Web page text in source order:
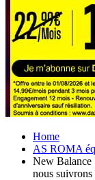
Home
AS ROMA
New Balance
nous